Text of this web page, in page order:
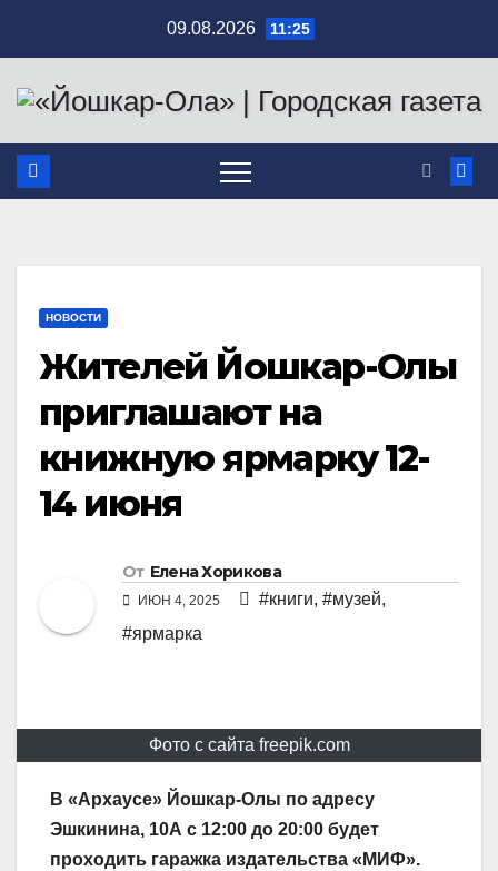
содержимому
09.08.2026 11:25
НОВОСТИ
Жителей Йошкар-Олы
приглашают на
книжную ярмарку 12-
14 июня
От Елена Хорикова
ИЮН 4, 2025 #книги, #музей,
#ярмарка
Фото с сайта freepik.com
В «Архаусе» Йошкар-Олы по адресу
Эшкинина, 10А с 12:00 до 20:00 будет
проходить гаражка издательства «МИФ».